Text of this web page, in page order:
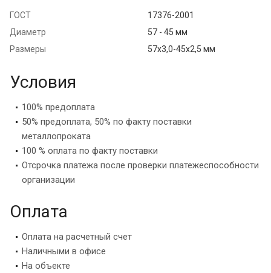
ГОСТ
17376-2001
Диаметр
57 - 45 мм
Размеры
57х3,0-45х2,5 мм
Условия
100% предоплата
50% предоплата, 50% по факту поставки
металлопроката
100 % оплата по факту поставки
Отсрочка платежа после проверки платежеспособности
организации
Оплата
Оплата на расчетный счет
Наличными в офисе
На объекте